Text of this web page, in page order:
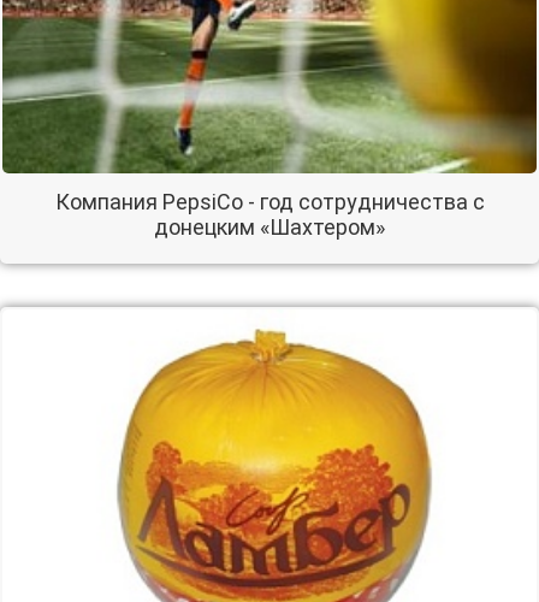
Компания PepsiCo - год сотрудничества с
донецким «Шахтером»